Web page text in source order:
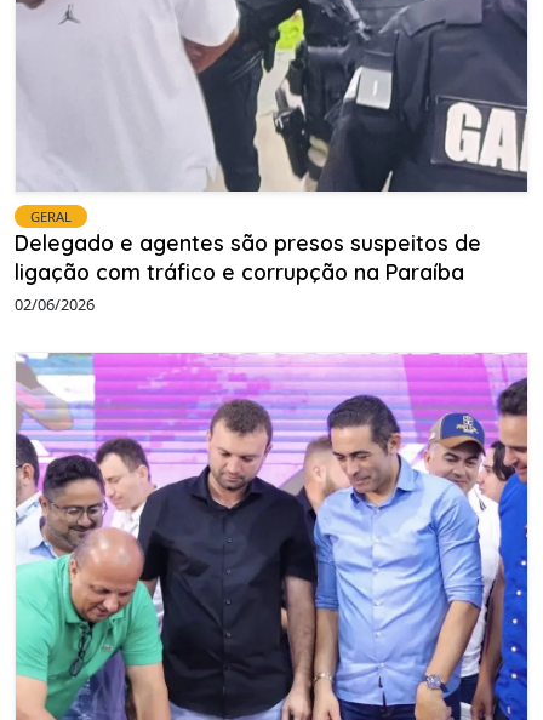
GERAL
Delegado e agentes são presos suspeitos de
ligação com tráfico e corrupção na Paraíba
02/06/2026